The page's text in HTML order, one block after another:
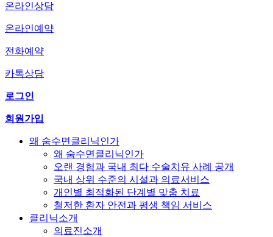
온라인상담
온라인예약
전화예약
카톡상담
로그인
회원가입
왜 숨수면클리닉인가
왜 숨수면클리닉인가
오랜 경험과 국내 최다 수술치유 사례 공개
국내 상위 수준의 시설과 의료서비스
개인별 최적화된 단계별 맞춤 치료
철저한 환자 안전과 평생 책임 서비스
클리닉소개
의료진소개